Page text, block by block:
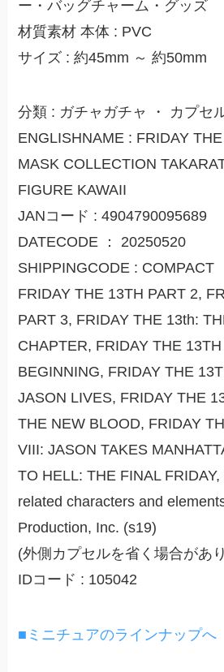
ー・バッグチャーム・グッズ
材質素材 本体 : PVC
サイズ : 約45mm ～ 約50mm
分類 : ガチャガチャ ・ カプセ
ENGLISHNAME : FRIDAY
MASK COLLECTION
FIGURE KAWAII
JANコード : 4904790095689
DATECODE ： 20250520
SHIPPINGCODE : COMPACT
FRIDAY THE 13TH PART 2,
PART 3, FRIDAY THE 13th:
CHAPTER, FRIDAY THE
BEGINNING, FRIDAY THE
JASON LIVES, FRIDAY THE
THE NEW BLOOD, FRIDAY
VIII: JASON TAKES
TO HELL: THE FINAL FRIDAY,
related characters and
Production, Inc. (s19)
(外側カプセルを省く場合があ
IDコード : 105042
■ミニチュアのラインナップへ